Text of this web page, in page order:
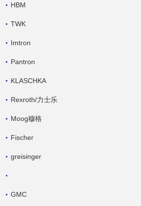
HBM
TWK
Imtron
Pantron
KLASCHKA
Rexroth/力士乐
Moog穆格
Fischer
greisinger
GMC